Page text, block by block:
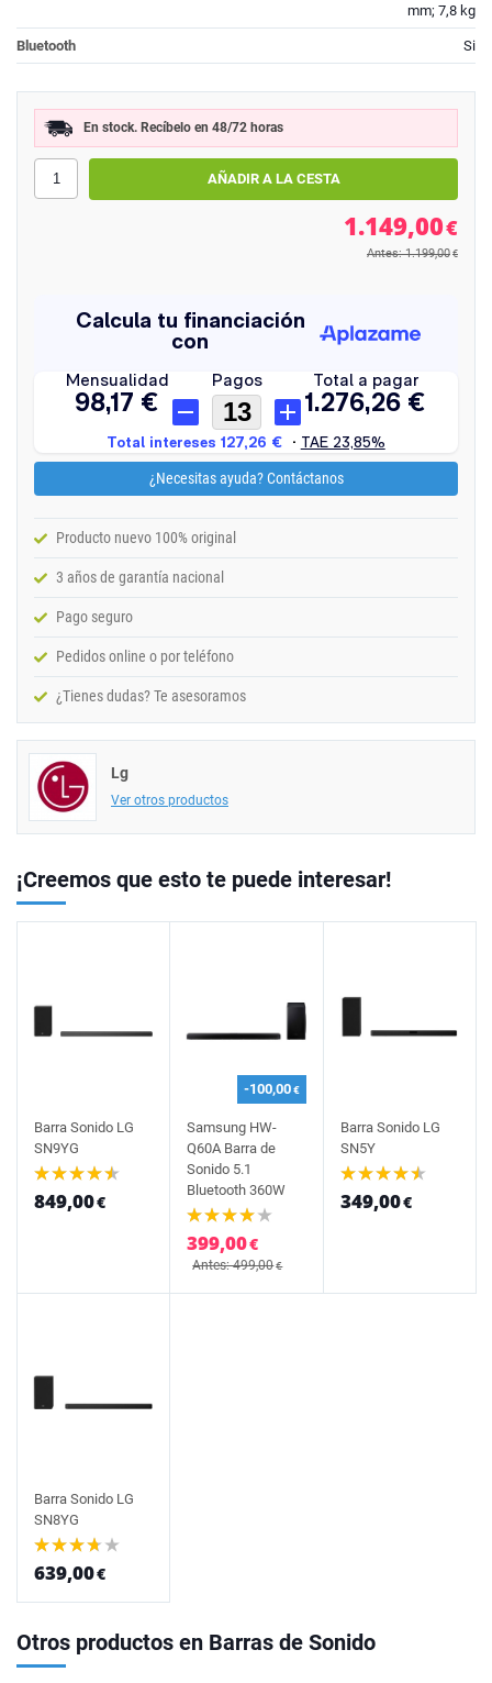
mm; 7,8 kg
Bluetooth Si
En stock. Recíbelo en 48/72 horas
1.149,00€
Antes: 1.199,00 €
¿Necesitas ayuda? Contáctanos
Producto nuevo 100% original
3 años de garantía nacional
Pago seguro
Pedidos online o por teléfono
¿Tienes dudas? Te asesoramos
Lg
Ver otros productos
¡Creemos que esto te puede interesar!
Barra Sonido LG
SN9YG
849,00€
-100,00€
Samsung HW-
Q60A Barra de
Sonido 5.1
Bluetooth 360W
399,00€
Antes: 499,00€
Barra Sonido LG
SN5Y
349,00€
Barra Sonido LG
SN8YG
639,00€
Otros productos en Barras de Sonido